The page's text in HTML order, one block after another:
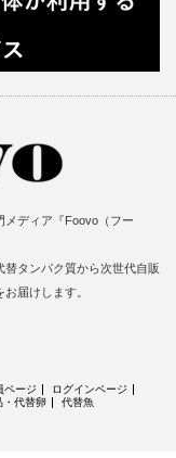
メディア『Foovo（フー
タンパク質から次世代自販
届けします。
ページ
ログインページ
・代替卵 代替魚